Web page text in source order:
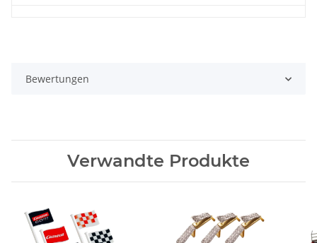
Bewertungen
Verwandte Produkte